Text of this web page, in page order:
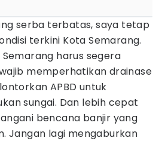
serba terbatas, saya tetap
terkini Kota Semarang.
harus segera
memperhatikan drainase
APBD untuk
sungai. Dan lebih cepat
bencana banjir yang
Jangan lagi mengaburkan